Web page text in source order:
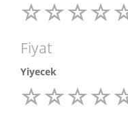
Fiyat
Yiyecek